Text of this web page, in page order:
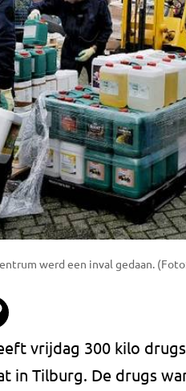
werd een inval gedaan.
vrijdag 300 kilo
in Tilburg. De drugs